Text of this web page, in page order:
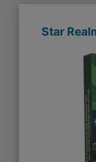
Star